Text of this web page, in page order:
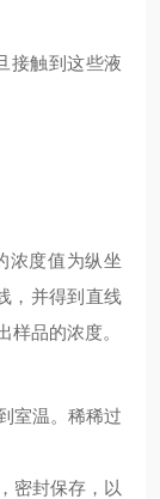
接触到这些液
浓度值为纵坐
，并得到直线
样品的浓度。
室温。稀稀过
密封保存，以